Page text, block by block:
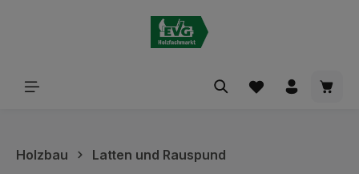
Holzbau Latten und Rauspund